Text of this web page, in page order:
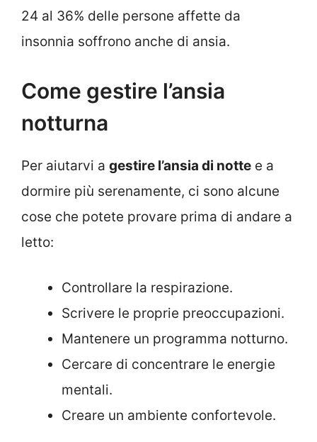
24 al 36% delle persone affette da
insonnia soffrono anche di ansia.
Come gestire l’ansia
notturna
Per aiutarvi a gestire l’ansia di notte e a
dormire più serenamente, ci sono alcune
cose che potete provare prima di andare a
letto:
Controllare la respirazione.
Scrivere le proprie preoccupazioni.
Mantenere un programma notturno.
Cercare di concentrare le energie
mentali.
Creare un ambiente confortevole.